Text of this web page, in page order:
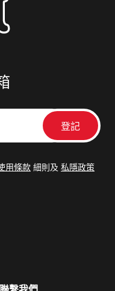
用條款 細則及 私隱政策